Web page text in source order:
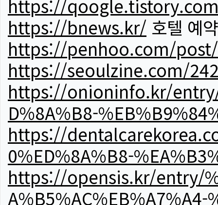
https://
https://bnews.kr/ 호텔 예약
https://penhoo.com/
https://seoulzine.com/
https://onioninfo.kr/entry/
D%8A%B8-
https://
0%ED%8A%B8-
https://opensis.kr/entry/
A%B5%AC%EB%A7%A4-